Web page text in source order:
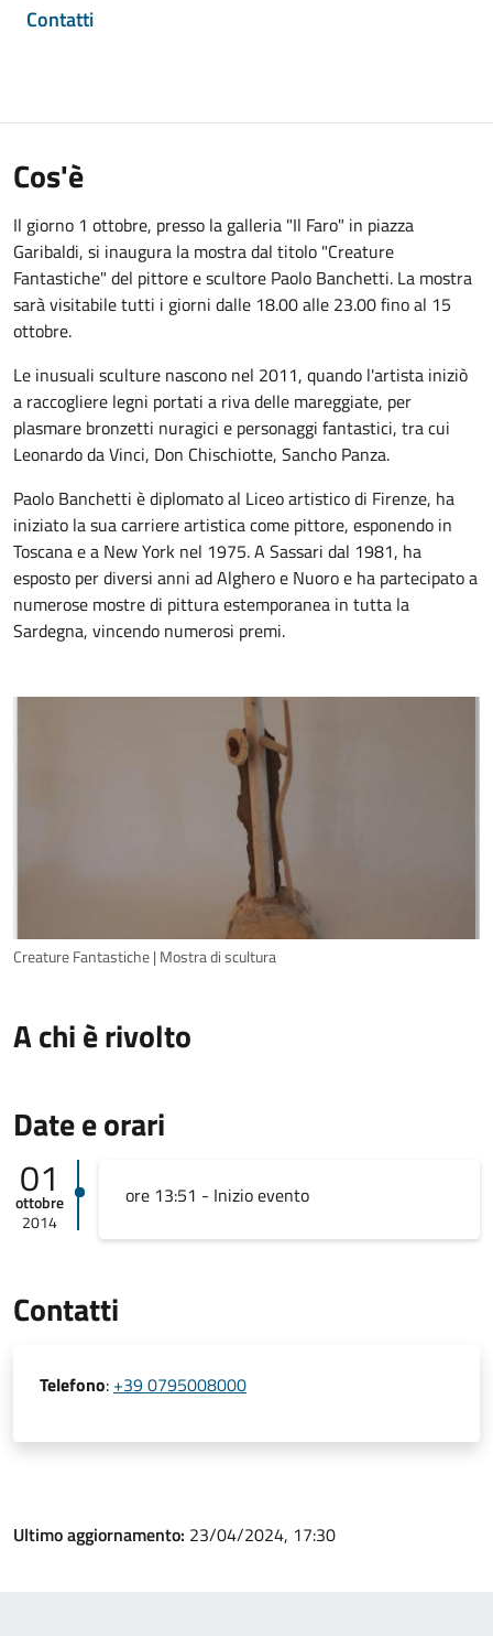
Contatti
Cos'è
Il giorno 1 ottobre, presso la galleria "Il Faro" in piazza
Garibaldi, si inaugura la mostra dal titolo "Creature
Fantastiche" del pittore e scultore Paolo Banchetti. La mostra
sarà visitabile tutti i giorni dalle 18.00 alle 23.00 fino al 15
ottobre.
Le inusuali sculture nascono nel 2011, quando l'artista iniziò
a raccogliere legni portati a riva delle mareggiate, per
plasmare bronzetti nuragici e personaggi fantastici, tra cui
Leonardo da Vinci, Don Chischiotte, Sancho Panza.
Paolo Banchetti è diplomato al Liceo artistico di Firenze, ha
iniziato la sua carriere artistica come pittore, esponendo in
Toscana e a New York nel 1975. A Sassari dal 1981, ha
esposto per diversi anni ad Alghero e Nuoro e ha partecipato a
numerose mostre di pittura estemporanea in tutta la
Sardegna, vincendo numerosi premi.
Creature Fantastiche | Mostra di scultura
A chi è rivolto
Date e orari
01
ottobre
2014
ore 13:51 - Inizio evento
Contatti
Telefono: +39 0795008000
Ultimo aggiornamento: 23/04/2024, 17:30